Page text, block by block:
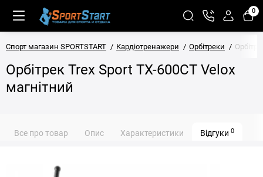
0
Спорт магазин SPORTSTART Кардіотренажери Орбітреки
Орбітрек Trex Sport TX-600CT Velox
магнітний
Все про товар Опис Характеристики Відгуки 0